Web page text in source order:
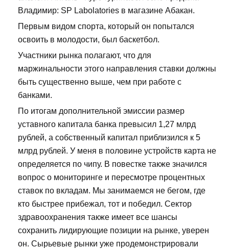
Владимир: SP Labolatories в магазине Абакан.
Первым видом спорта, который он попытался
освоить в молодости, был баскетбол.
Участники рынка полагают, что для
маржинальности этого направления ставки должны
быть существенно выше, чем при работе с
банками.
По итогам дополнительной эмиссии размер
уставного капитала банка превысил 1,27 млрд
рублей, а собственный капитал приблизился к 5
млрд рублей. У меня в половине устройств карта не
определяется по чипу. В повестке также значился
вопрос о мониторинге и пересмотре процентных
ставок по вкладам. Мы занимаемся не бегом, где
кто быстрее прибежал, тот и победил. Сектор
здравоохранения также имеет все шансы
сохранить лидирующие позиции на рынке, уверен
он. Сырьевые рынки уже продемонстрировали